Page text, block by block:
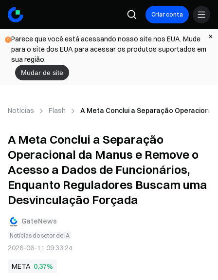
Criar conta
Parece que você está acessando nosso site nos EUA. Mude
para o site dos EUA para acessar os produtos suportados em
sua região.
Mudar de site
Notícias Flash A Meta Conclui a Separação Operacional
A Meta Conclui a Separação
Operacional da Manus e Remove o
Acesso a Dados de Funcionários,
Enquanto Reguladores Buscam uma
Desvinculação Forçada
GateNews
Notícias do setor de IA
2026-06-11 09:33:24
META 0,37%